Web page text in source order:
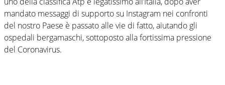
mandato messaggi di supporto su Instagram nei confronti
del nostro Paese è passato alle vie di fatto, aiutando gli
ospedali bergamaschi, sottoposto alla fortissima pressione
del Coronavirus.